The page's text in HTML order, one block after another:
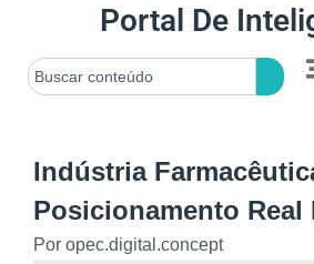
Portal De
Indústria
Posicionamento Real
Por opec.digital.concept